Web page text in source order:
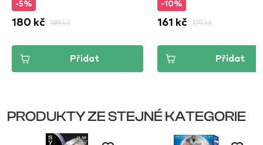
-5%
180 kč 189 kč
Přidat
-10%
161 kč 179 kč
Přidat
PRODUKTY ZE STEJNÉ KATEGORIE